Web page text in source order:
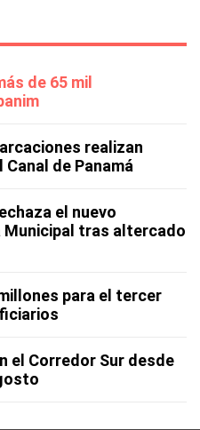
de 65 mil
realizan
de Panamá
el nuevo
tras altercado
para el tercer
el Corredor Sur desde